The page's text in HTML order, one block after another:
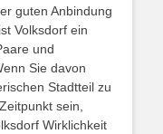
guten Anbindung
Volksdorf ein
und
Sie davon
Stadtteil zu
sein,
Wirklichkeit